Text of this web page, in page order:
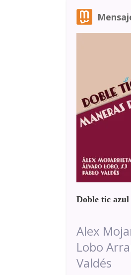
Doble tic
Alex
Lobo
Valdés